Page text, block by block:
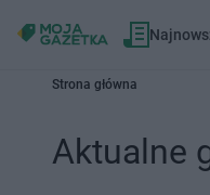
Strona główna
Aktualne